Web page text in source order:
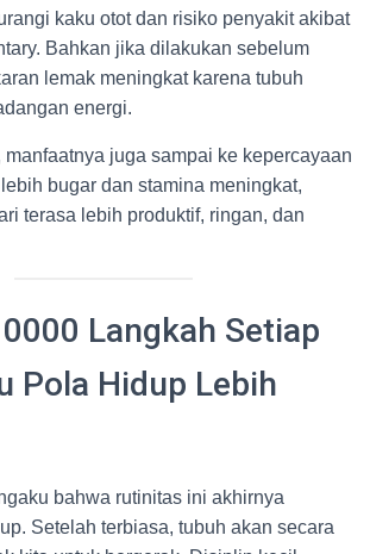
kaku otot dan risiko penyakit akibat
Bahkan jika dilakukan sebelum
lemak meningkat karena tubuh
energi.
juga sampai ke kepercayaan
bugar dan stamina meningkat,
terasa lebih produktif, ringan, dan
Langkah Setiap
Pola Hidup Lebih
bahwa rutinitas ini akhirnya
Setelah terbiasa, tubuh akan secara